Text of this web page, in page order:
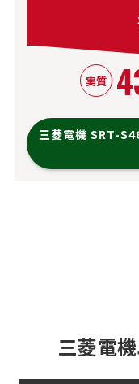
実質
三菱電機 SRT-
三菱電